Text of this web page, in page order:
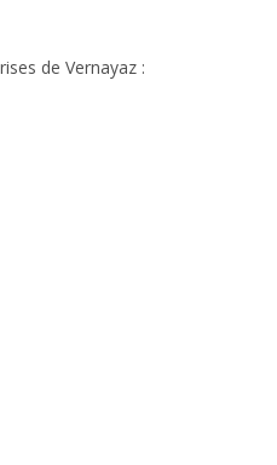
de Vernayaz :